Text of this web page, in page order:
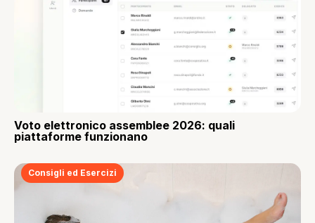
Voto elettronico assemblee 2026: quali
piattaforme funzionano
Consigli ed Esercizi